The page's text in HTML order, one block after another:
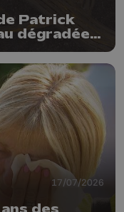
Patrick
dégradée ?
17/07/2026